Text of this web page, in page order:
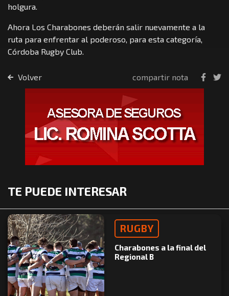
holgura.
Ahora Los Charabones deberán salir nuevamente a la
ruta para enfrentar al poderoso, para esta categoría,
Córdoba Rugby Club.
Volver compartir nota
TE PUEDE INTERESAR
RUGBY
Charabones a la final del
Regional B